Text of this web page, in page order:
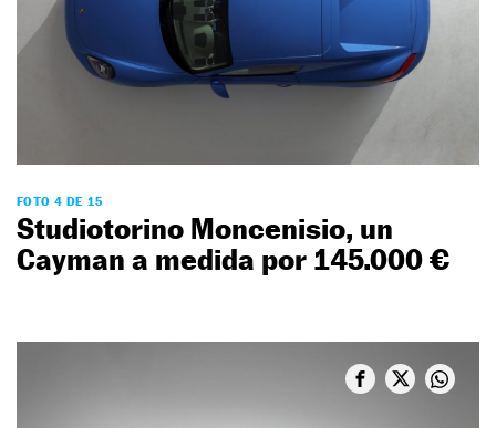
FOTO 4 DE 15
Studiotorino Moncenisio, un
Cayman a medida por 145.000 €